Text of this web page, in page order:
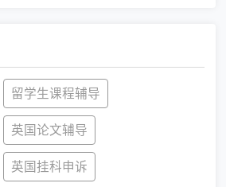
留学生课程辅导
英国论文辅导
英国挂科申诉